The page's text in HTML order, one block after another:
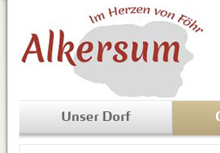
Unser Dorf